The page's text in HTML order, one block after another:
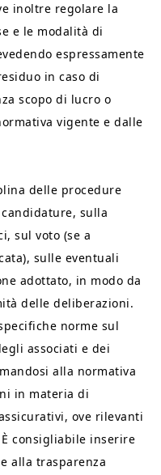
inoltre regolare la
e le modalità di
espressamente
in caso di
scopo di lucro o
vigente e dalle
delle procedure
sulla
sul voto (se a
sulle eventuali
adottato, in modo da
delle deliberazioni.
norme sul
associati e dei
alla normativa
in materia di
ove rilevanti
consigliabile inserire
alla trasparenza